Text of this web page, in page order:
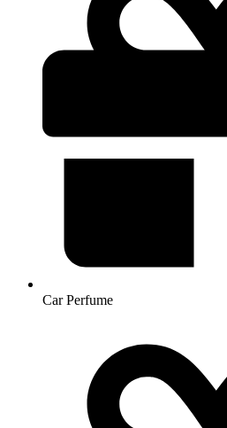
Car Perfume